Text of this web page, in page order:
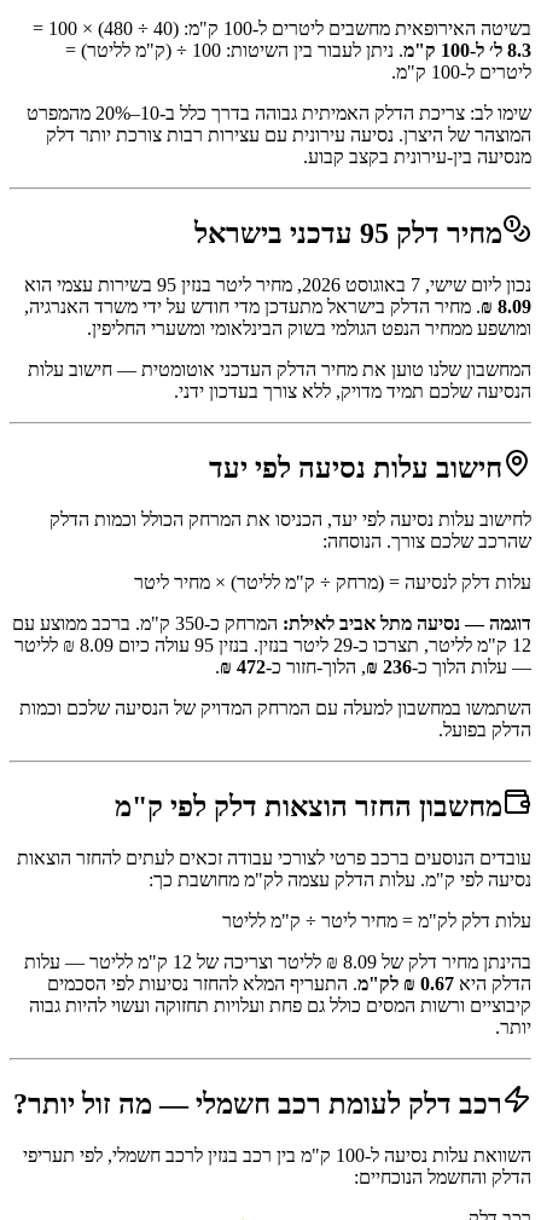
בשיטה האירופאית מחשבים ליטרים ל-100 ק"מ: (40 ÷ 480) × 100 =
8.3 ל׳ ל-100 ק"מ
. ניתן לעבור בין השיטות: 100 ÷ (ק"מ לליטר) =
ליטרים ל-100 ק"מ.
שימו לב: צריכת הדלק האמיתית גבוהה בדרך כלל ב-10–20% מהמפרט
המוצהר של היצרן. נסיעה עירונית עם עצירות רבות צורכת יותר דלק
מנסיעה בין-עירונית בקצב קבוע.
מחיר דלק 95 עדכני בישראל
נכון ליום שישי, 7 באוגוסט 2026
, מחיר ליטר בנזין 95 בשירות עצמי הוא
8.09
₪. מחיר הדלק בישראל מתעדכן מדי חודש על ידי משרד האנרגיה,
ומושפע ממחיר הנפט הגולמי בשוק הבינלאומי ומשערי החליפין.
המחשבון שלנו טוען את מחיר הדלק העדכני אוטומטית — חישוב עלות
הנסיעה שלכם תמיד מדויק, ללא צורך בעדכון ידני.
חישוב עלות נסיעה לפי יעד
לחישוב עלות נסיעה לפי יעד, הכניסו את המרחק הכולל וכמות הדלק
שהרכב שלכם צורך. הנוסחה:
עלות דלק לנסיעה = (מרחק ÷ ק"מ לליטר) × מחיר ליטר
דוגמה — נסיעה מתל אביב לאילת:
המרחק כ-350 ק"מ. ברכב ממוצע עם
12 ק"מ לליטר, תצרכו כ-
29 ליטר בנזין. בנזין 95 עולה כיום 8.09 ₪ לליטר
— עלות הלוך כ-236
₪, הלוך-חזור כ-472
₪
.
השתמשו במחשבון למעלה עם המרחק המדויק של הנסיעה שלכם וכמות
הדלק בפועל.
מחשבון החזר הוצאות דלק לפי ק"מ
עובדים הנוסעים ברכב פרטי לצורכי עבודה זכאים לעתים להחזר הוצאות
נסיעה לפי ק"מ. עלות הדלק עצמה לק"מ מחושבת כך:
עלות דלק לק"מ = מחיר ליטר ÷ ק"מ לליטר
בהינתן מחיר דלק של 8.09
₪ לליטר וצריכה של 12 ק"מ לליטר — עלות
הדלק היא 0.67 ₪ לק"מ. התעריף המלא להחזר נסיעות לפי הסכמים
קיבוציים ורשות המסים כולל גם פחת ועלויות תחזוקה ועשוי להיות גבוה
יותר.
רכב דלק לעומת רכב חשמלי — מה זול יותר?
השוואת עלות נסיעה ל-100 ק"מ בין רכב בנזין לרכב חשמלי, לפי תעריפי
הדלק והחשמל הנוכחיים: